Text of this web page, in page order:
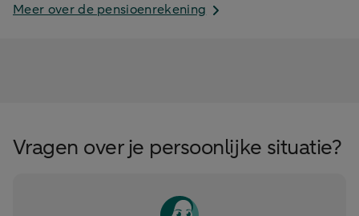
Meer over de pensioenrekening
Vragen over je persoonlijke situatie?